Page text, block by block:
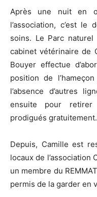
Après une nuit en
l’association, c’est le
soins. Le Parc
cabinet vétérinaire de
Bouyer effectue
position de
l’absence d’autres
ensuite pour retirer
prodigués gratuitement.
Depuis, Camille est
locaux de l’association
un membre du
permis de la garder en